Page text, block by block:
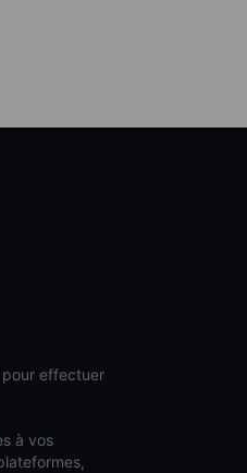
pour effectuer
à vos